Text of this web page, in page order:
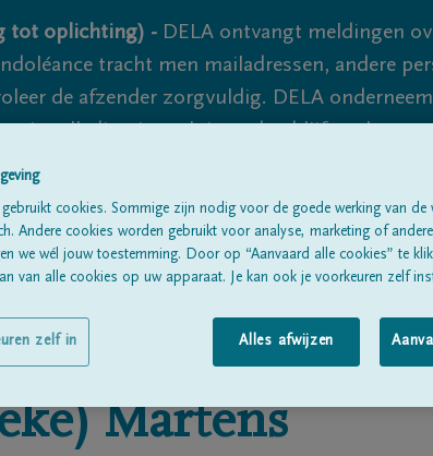
tot oplichting) - DELA ontvangt meldingen
tracht men mailadressen, andere
de afzender zorgvuldig. DELA
volledig uit te sluiten, dus blijf waakzaam.
Alle rouwberichtenOver
Martens
cookies. Sommige zijn nodig voor de goede werking van de
Andere cookies worden gebruikt voor analyse, marketing of
we wél jouw toestemming. Door op “Aanvaard alle cookies” te
van alle cookies op uw apparaat. Je kan ook je voorkeuren zelf
Alles afwijzen
zelf in